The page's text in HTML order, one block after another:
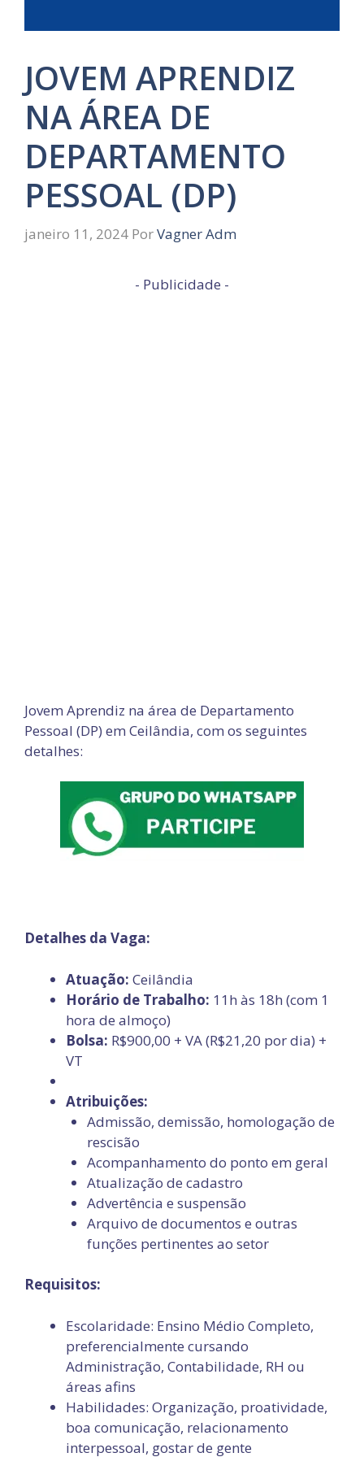
JOVEM APRENDIZ
NA ÁREA DE
DEPARTAMENTO
PESSOAL (DP)
janeiro 11, 2024 PorVagner Adm
- Publicidade -
Jovem Aprendiz na área de Departamento
Pessoal (DP) em Ceilândia, com os seguintes
detalhes:
Detalhes da Vaga:
Atuação: Ceilândia
Horário de Trabalho: 11h às 18h (com 1
hora de almoço)
Bolsa: R$900,00 + VA (R$21,20 por dia) +
VT
Atribuições:
Admissão, demissão, homologação de
rescisão
Acompanhamento do ponto em geral
Atualização de cadastro
Advertência e suspensão
Arquivo de documentos e outras
funções pertinentes ao setor
Requisitos:
Escolaridade: Ensino Médio Completo,
preferencialmente cursando
Administração, Contabilidade, RH ou
áreas afins
Habilidades: Organização, proatividade,
boa comunicação, relacionamento
interpessoal, gostar de gente